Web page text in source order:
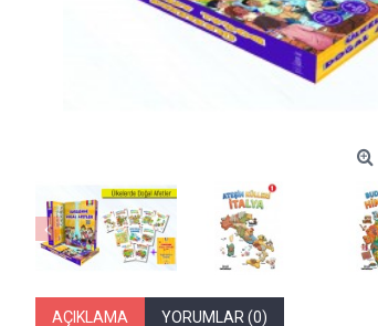
AÇIKLAMA YORUMLAR (0)